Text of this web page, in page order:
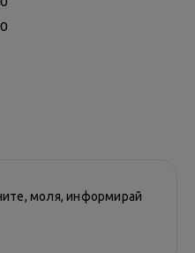
моля, информирай